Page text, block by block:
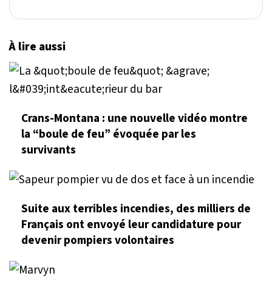
À lire aussi
Crans-Montana : une nouvelle vidéo montre
la “boule de feu” évoquée par les
survivants
Suite aux terribles incendies, des milliers de
Français ont envoyé leur candidature pour
devenir pompiers volontaires